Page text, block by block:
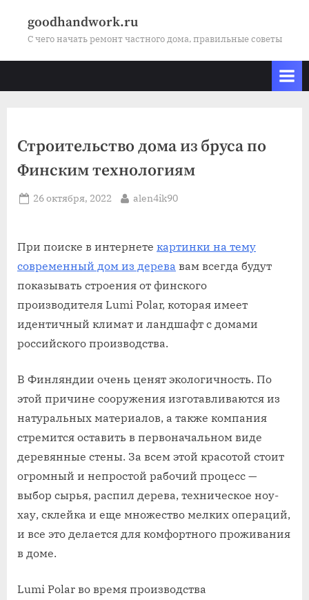
goodhandwork.ru
С чего начать ремонт частного дома, правильные советы
Строительство дома из бруса по
Финским технологиям
Posted
26 октября, 2022 By
alen4ik90
При поиске в интернете картинки на тему
современный дом из дерева вам всегда будут
показывать строения от финского
производителя Lumi Polar, которая имеет
идентичный климат и ландшафт с домами
российского производства.
В Финляндии очень ценят экологичность. По
этой причине сооружения изготавливаются из
натуральных материалов, а также компания
стремится оставить в первоначальном виде
деревянные стены. За всем этой красотой стоит
огромный и непростой рабочий процесс —
выбор сырья, распил дерева, техническое ноу-
хау, склейка и еще множество мелких операций,
и все это делается для комфортного проживания
в доме.
Lumi Polar во время производства